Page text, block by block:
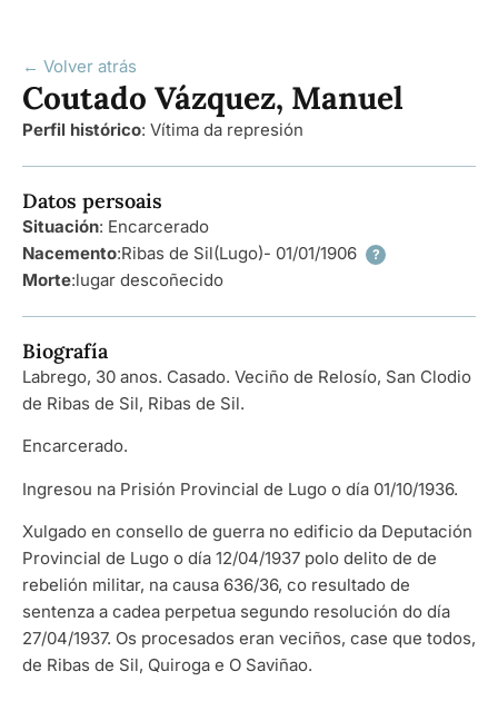
← Volver atrás
Coutado Vázquez, Manuel
Perfil histórico: Vítima da represión
Datos persoais
Situación: Encarcerado
Nacemento:Ribas de Sil(Lugo)- 01/01/1906 ?
Morte:lugar descoñecido
Biografía
Labrego, 30 anos. Casado. Veciño de Relosío, San Clodio
de Ribas de Sil, Ribas de Sil.
Encarcerado.
Ingresou na Prisión Provincial de Lugo o día 01/10/1936.
Xulgado en consello de guerra no edificio da Deputación
Provincial de Lugo o día 12/04/1937 polo delito de de
rebelión militar, na causa 636/36, co resultado de
sentenza a cadea perpetua segundo resolución do día
27/04/1937. Os procesados eran veciños, case que todos,
de Ribas de Sil, Quiroga e O Saviñao.